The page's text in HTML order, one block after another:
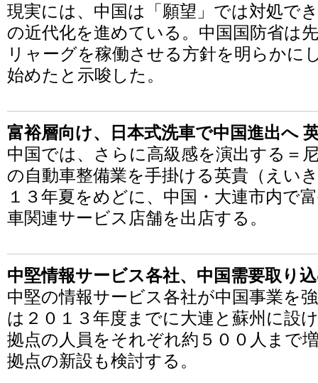
現実には、中国は「願望」では対処で
の近代化を進めている。中国国防省は
リャーグを稼働させる方針を明らかに
始めたと示唆した。
富裕層向け、日本式洗車で中国進出へ
中国では、さらに高級感を演出する＝
の自動車整備業を手掛ける英貴（えい
１３年夏をめどに、中国・大連市内で
車関連サービス店舗を出店する。
中堅情報サービス各社、中国需要取り
中堅の情報サービス各社が中国事業を
は２０１３年度までに大連と蘇州に設
拠点の人員をそれぞれ約５００人まで
拠点の新設も検討する。